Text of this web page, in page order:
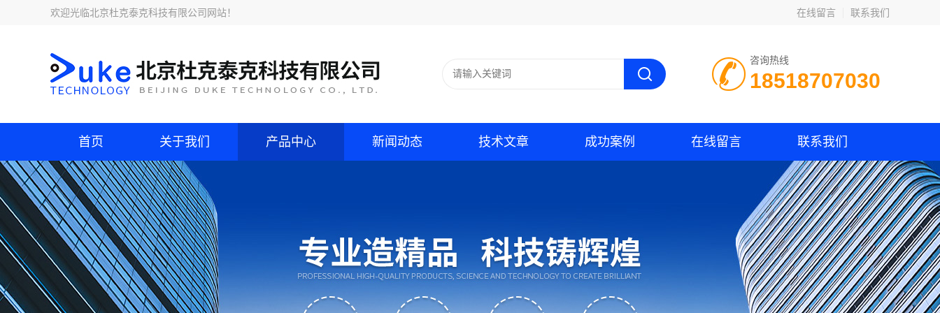
欢迎光临北京杜克泰克科技有限公司网站！ 在线留言 联系我们
咨询热线
18518707030
首页 关于我们 产品中心 新闻动态 技术文章 成功案例 在线留言 联系我们